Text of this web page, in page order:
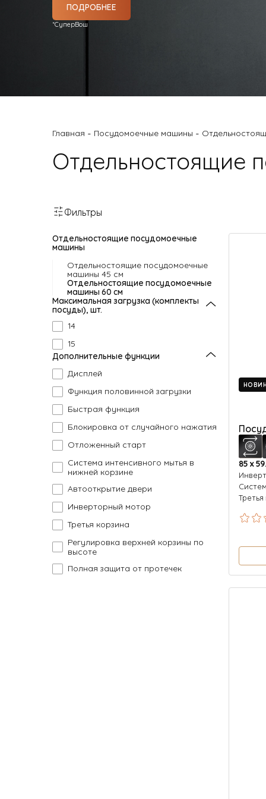
ПОДРОБНЕЕ
*СуперВош
Главная - Посудомоечные машины -
Отдельностоящие
Фильтры
Отдельностоящие посудомоечные
машины
Отдельностоящие посудомоечные
машины 45 см
Отдельностоящие посудомоечные
машины 60 см
Максимальная загрузка (комплекты
посуды), шт.
14
15
Дополнительные функции
Дисплей
Функция половинной загрузки
Быстрая функция
Блокировка от случайного нажатия
Отложенный старт
Система интенсивного мытья в
нижней корзине
Автооткрытие двери
Инверторный мотор
Третья корзина
Регулировка верхней корзины по
высоте
Полная защита от протечек
85 х